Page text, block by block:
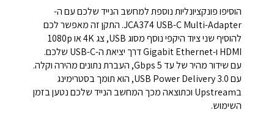
הוסיפו פונקציונליות נוספת למחשב הנייד שלכם עם ה-
JCA374 USB-C Multi-Adapter. התקן זה מאפשר לכם
להוסיף שני ציוד היקפי נוסף מסוג USB, צג 4K או 1080p
HDMI‎ ו-Gigabit Ethernet דרך יציאת ה-USB-C שלכם.
עם שידור מהיר של עד 5 Gbps, העברת נתונים מהירה וקלה.
עם USB Power Delivery 3.0, הוא תומך בסטרימינג
בUpstream וכתוצאה מכך המחשב הנייד שלכם נטען בזמן
השימוש.